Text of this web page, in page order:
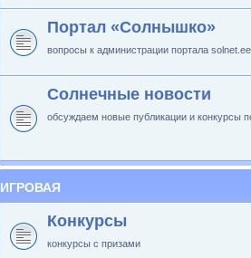
Портал «Солнышко»
вопросы к администрации портала
Солнечные новости
обсуждаем новые публикации и конкурсы
ИГРОВАЯ
Конкурсы
конкурсы с призами